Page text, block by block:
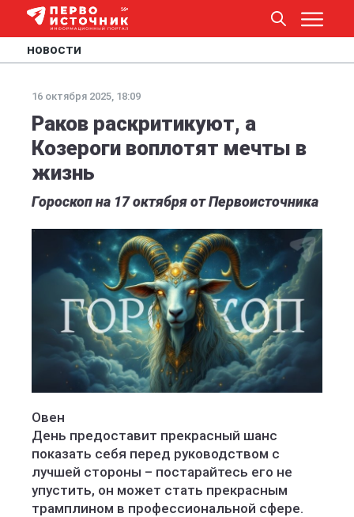
НОВОСТИ
16 октября 2025, 18:09
Раков раскритикуют, а
Козероги воплотят мечты в
жизнь
Гороскоп на 17 октября от Первоисточника
Овен
День предоставит прекрасный шанс
показать себя перед руководством с
лучшей стороны – постарайтесь его не
упустить, он может стать прекрасным
трамплином в профессиональной сфере.